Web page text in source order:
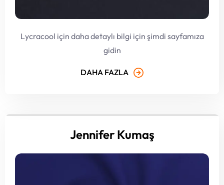
Lycracool için daha detaylı bilgi için şimdi sayfamıza
gidin
DAHA FAZLA
Jennifer Kumaş